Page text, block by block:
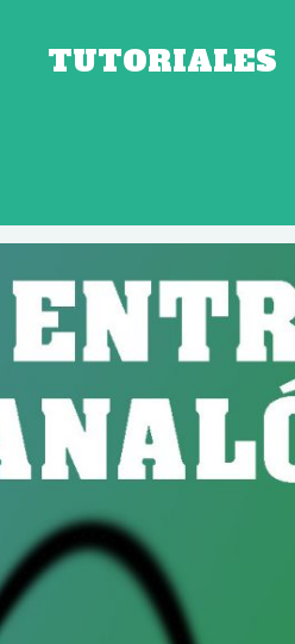
TUTORIALES